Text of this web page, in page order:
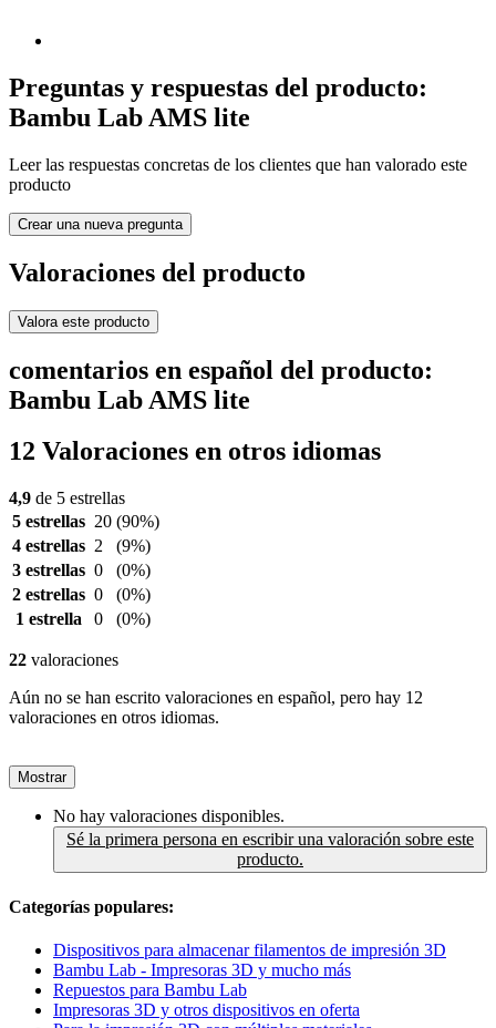
Preguntas y respuestas del producto:
Bambu Lab AMS lite
Leer las respuestas concretas de los clientes que han valorado este
producto
Crear una nueva pregunta
Valoraciones del producto
Valora este producto
comentarios en español del producto:
Bambu Lab AMS lite
12 Valoraciones en otros idiomas
4,9 de 5 estrellas
5 estrellas 20 (90%)
4 estrellas 2
(9%)
3 estrellas 0
(0%)
2 estrellas 0
(0%)
1 estrella
0 (0%)
22 valoraciones
Aún no se han escrito valoraciones en español, pero hay 12
valoraciones en otros idiomas.
Mostrar
No hay valoraciones disponibles.
Sé la primera persona en escribir una valoración sobre este
producto.
Categorías populares:
Dispositivos para almacenar filamentos de impresión 3D
Bambu Lab - Impresoras 3D y mucho más
Repuestos para Bambu Lab
Impresoras 3D y otros dispositivos en oferta